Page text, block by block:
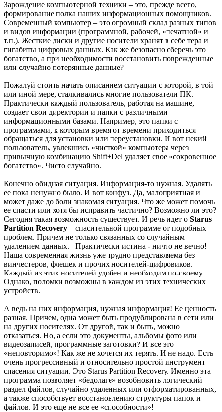
Зарождение компьютерной техники – это, прежде всего,
формирование полка наших информационных помощников.
Современный компьютер – это огромный склад разных типов
и видов информации (программной, рабочей, «печатной» и
т.п.). Жесткие диски и другие носители хранят в себе тера и
гигабиты цифровых данных. Как же безопасно сберечь это
богатство, а при необходимости восстановить поврежденные
или случайно потерянные данные?
Пожалуй стоить начать описанием ситуации с которой, в той
или иной мере, сталкивались многие пользователи ПК.
Практически каждый пользователь, работая на машине,
создает свои директории и папки с различными
информационными базами. Например, это папки с
программами, к которым время от времени приходиться
обращаться для установки или переустановки. И вот некий
пользователь, увлекшись «чисткой» компьютера через
привычную комбинацию Shift+Del удаляет свое «сокровенное
богатство». Чисто случайно.
Конечно обидная ситуация. Информация-то нужная. Удалять
ее пока ненужно было. И вот конфуз. Да, малоприятная и
может даже до боли знакомая ситуация. Что же может помочь
ее спасти или хотя бы исправить частично? Возможно ли это?
Сегодня такая возможность существует. И речь идет о Starus
Partition Recovery – спасительной программе от подобных
проблем. Причем не только связанных со случайным
удалением данных.– Практически истина - ничто не вечно!
Наша современная жизнь уже трудно представляема без
винчестеров, флешек и прочих носителей-цифровиков.
Каждый из этих носителей удобен и необходим по-своему.
Однако, поломки возможны в каждом из этих технических
устройств.
А ведь на них информация, нужная информация! Ее ценность
разная. Причем, одна может быть продублирована в сети или
на других носителях. От другой, так и быть, можно
отказаться. Но, а если это документы, альбомы фото или
видеозаписей, программные заготовки? И все это
«неповторимо»! Как же не хочется их терять. И не надо. Есть
очень прогрессивный и относительно простой инструмент
спасения ситуации. Это Starus Partition Recovery. Именно эта
программа позволяет «бедолаге» возобновить логический
раздел файлов, случайно удаленных или отформатированных,
а также способствует восстановлению структуры папок и
файлов. И это еще не все ее «способности»!